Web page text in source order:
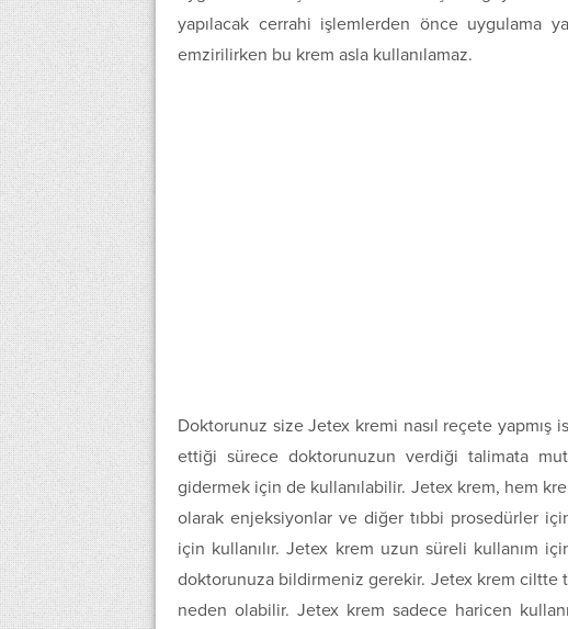
yapılacak cerrahi işlemlerden önce uygulama
emzirilirken bu krem asla kullanılamaz.
Doktorunuz size Jetex kremi nasıl reçete yapmış
ettiği sürece doktorunuzun verdiği talimata
gidermek için de kullanılabilir. Jetex krem, hem
olarak enjeksiyonlar ve diğer tıbbi prosedürler
için kullanılır. Jetex krem uzun süreli kullanım
doktorunuza bildirmeniz gerekir. Jetex krem ciltte
neden olabilir. Jetex krem sadece haricen